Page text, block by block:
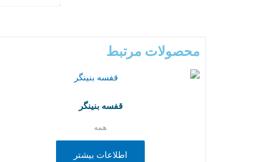
محصولات مرتبط
قفسه بنینگر
همه
اطلاعات بیشتر